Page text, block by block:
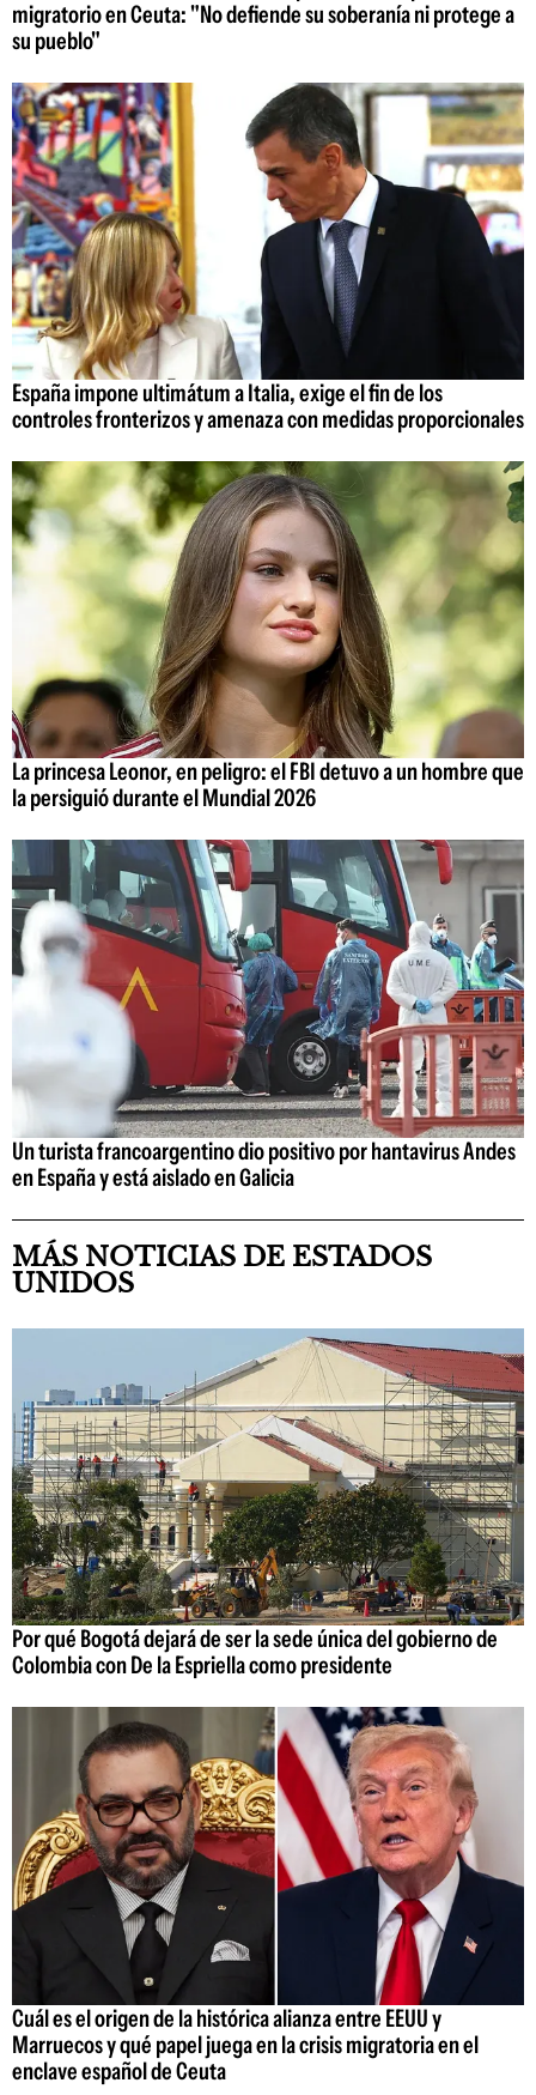
migratorio en Ceuta: "No defiende su soberanía ni protege a
su pueblo"
España impone ultimátum a Italia, exige el fin de los
controles fronterizos y amenaza con medidas proporcionales
La princesa Leonor, en peligro: el FBI detuvo a un hombre que
la persiguió durante el Mundial 2026
Un turista francoargentino dio positivo por hantavirus Andes
en España y está aislado en Galicia
MÁS NOTICIAS DE ESTADOS
UNIDOS
Por qué Bogotá dejará de ser la sede única del gobierno de
Colombia con De la Espriella como presidente
Cuál es el origen de la histórica alianza entre EEUU y
Marruecos y qué papel juega en la crisis migratoria en el
enclave español de Ceuta